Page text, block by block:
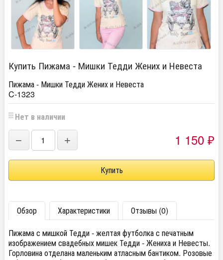
Купить Пижама - Мишки Тедди Жених и Невеста
Пижама - Мишки Тедди Жених и Невеста
C-1323
Нет в наличии
− + 1 150 ₽
Обзор Характеристики
Отзывы (0)
Пижама с мишкой Тедди - желтая футболка с печатным
изображением свадебных мишек Тедди - Жениха и Невесты.
Горловина отделана маленьким атласным бантиком. Розовые